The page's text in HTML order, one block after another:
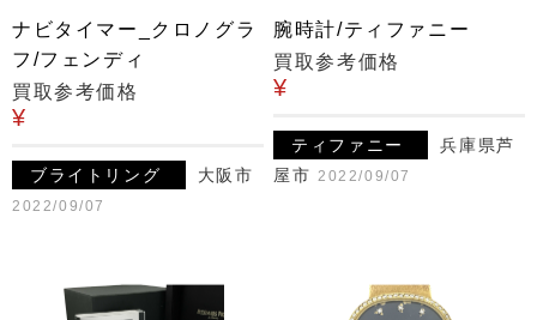
ナビタイマー_クロノグラ
フ/フェンディ
買取参考価格
¥
ブライトリング 大阪市
2022/09/07
腕時計/ティファニー
買取参考価格
¥
ティファニー
兵庫県芦
屋市 2022/09/07